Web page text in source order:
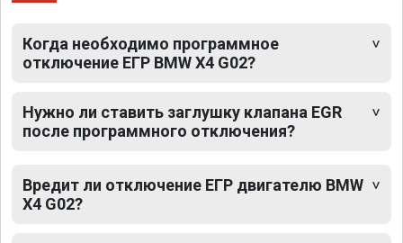
Когда необходимо программное
отключение ЕГР BMW X4 G02?
Нужно ли ставить заглушку клапана EGR
после программного отключения?
Вредит ли отключение ЕГР двигателю BMW
X4 G02?